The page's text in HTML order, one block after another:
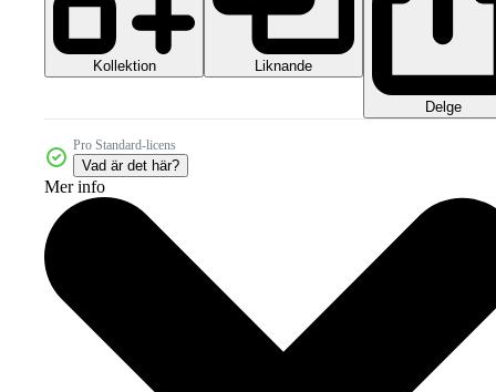
Kollektion Liknande
Delge
Pro Standard-licens
Vad är det här?
Mer info